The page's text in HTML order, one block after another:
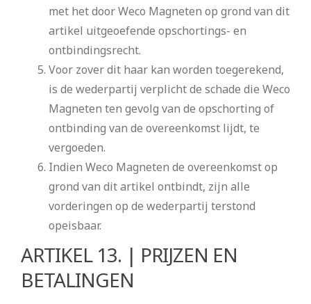
met het door Weco Magneten op grond van dit
artikel uitgeoefende opschortings- en
ontbindingsrecht.
Voor zover dit haar kan worden toegerekend,
is de wederpartij verplicht de schade die Weco
Magneten ten gevolg van de opschorting of
ontbinding van de overeenkomst lijdt, te
vergoeden.
Indien Weco Magneten de overeenkomst op
grond van dit artikel ontbindt, zijn alle
vorderingen op de wederpartij terstond
opeisbaar.
ARTIKEL 13. | PRIJZEN EN
BETALINGEN